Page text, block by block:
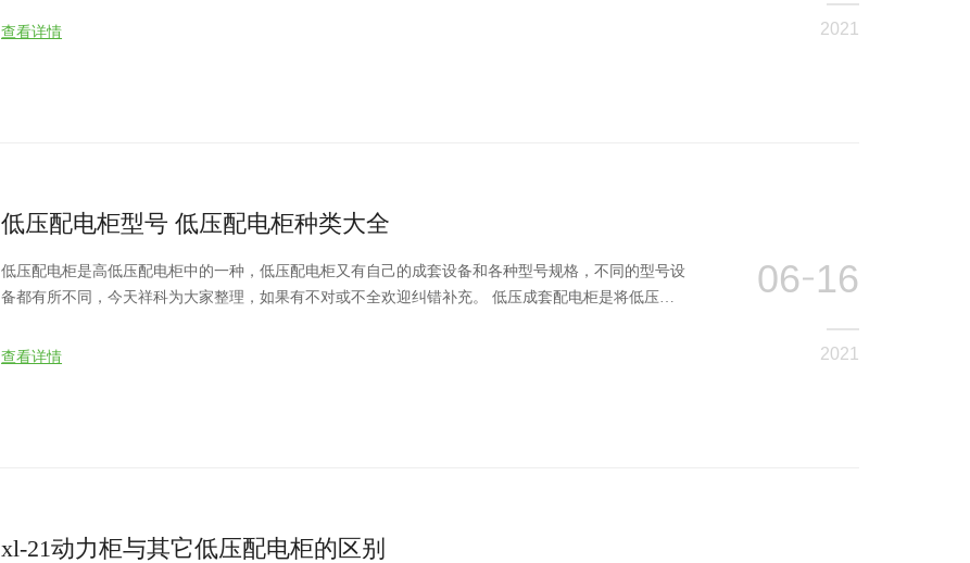
查看详情 2021
低压配电柜型号 低压配电柜种类大全
低压配电柜是高低压配电柜中的一种，低压配电柜又有自己的成套设备和各种型号规格，不同的型号设
备都有所不同，今天祥科为大家整理，如果有不对或不全欢迎纠错补充。 低压成套配电柜是将低压线
属柜体内，成为一种组合电气设备。按其用途大致可分成电能计量柜、总柜（进线柜）、出线柜、电容
查看详情
06 16
2021
xl-21动力柜与其它低压配电柜的区别